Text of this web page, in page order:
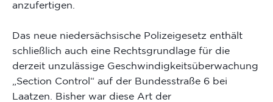
anzufertigen.
Das neue niedersächsische Polizeigesetz enthält
schließlich auch eine Rechtsgrundlage für die
derzeit unzulässige Geschwindigkeitsüberwachung
„Section Control“ auf der Bundesstraße 6 bei
Laatzen. Bisher war diese Art der